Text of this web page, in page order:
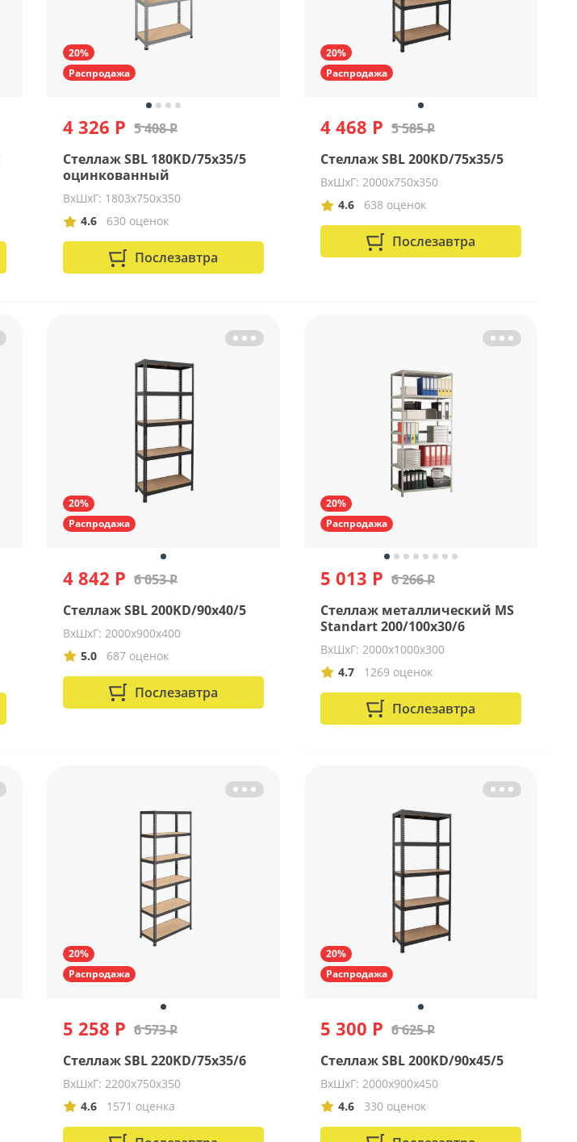
20%
Распродажа
4 326 Р 5 408 Р
Стеллаж SBL 180KD/75x35/5
оцинкованный
ВхШхГ: 1803х750х350
4.6
630 оценок
Послезавтра
20%
Распродажа
4 468 Р 5 585 Р
Стеллаж SBL 200KD/75x35/5
ВхШхГ: 2000х750х350
4.6
638 оценок
Послезавтра
20%
Распродажа
4 842 Р 6 053 Р
Стеллаж SBL 200KD/90x40/5
ВхШхГ: 2000х900х400
5.0
687 оценок
Послезавтра
20%
Распродажа
5 013 Р 6 266 Р
Стеллаж металлический MS
Standart 200/100x30/6
ВхШхГ: 2000х1000х300
4.7
1269 оценок
Послезавтра
20%
Распродажа
5 258 Р 6 573 Р
Стеллаж SBL 220KD/75x35/6
ВхШхГ: 2200х750х350
4.6
1571 оценка
20%
Распродажа
5 300 Р 6 625 Р
Стеллаж SBL 200KD/90x45/5
ВхШхГ: 2000х900х450
4.6
330 оценок